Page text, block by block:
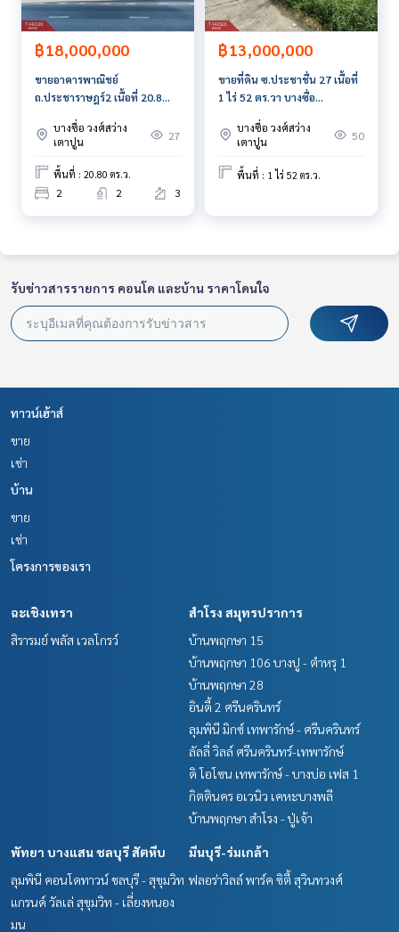
ลิงค์แผนที่ :https://maps.google.com/?q=13.82542068,10
0.53152858
**เรามีบริการจัดสินเชื่อให้ฟรี พร้อมยินดีให้คำปรึกษา มีให้เลือกทุ
กธนาคาร**
**พร้อมอัตราดอกเบี้ยพิเศษ และ วงเงินสูงสุด 90-100% ของราคา
ประเมิน**
สนใจสอบถามข้อมูลเพิ่มเติม หรือ นัดชมบ้านได้ที่
Tel :0962349944
ทราย (รหัสตัวแทน 4467)
Line ID : Sa-iii
Callcenter :02-047-4282
สนใจดูทรัพย์อื่นๆ เพิ่มเติม มากกว่า 3,000 รายการ
www.tb.co.th
The Best Property Agent CO,.LTD. ผู้นำด้านธุรกิจนายหน้า ตัวแ
฿18,000,000
ขายอาคารพาณิชย์
ถ.ประชาราษฎร์2 เนื้อที่ 20.8
บางซื่อ วงศ์สว่าง
เตาปูน
27
พื้นที่ : 20.80 ตร.ว.
2 2 3
฿13,000,000
ขายที่ดิน ซ.ประชาชื่น 27 เนื้อที่
1 ไร่ 52 ตร.วา บางซื่อ
บางซื่อ วงศ์สว่าง
เตาปูน
50
พื้นที่ : 1 ไร่ 52 ตร.ว.
รับข่าวสารรายการ คอนโด และบ้าน ราคาโดนใจ
ทาวน์เฮ้าส์
ขาย
เช่า
บ้าน
ขาย
เช่า
โครงการของเรา
ฉะเชิงเทรา
สิรารมย์ พลัส เวลโกรว์
สำโรง สมุทรปราการ
บ้านพฤกษา 15
บ้านพฤกษา 106 บางปู - ตำหรุ 1
บ้านพฤกษา 28
อินดี้ 2 ศรีนครินทร์
ลุมพินี มิกซ์ เทพารักษ์ - ศรีนครินทร์
ลัลลี่ วิลล์ ศรีนครินทร์-เทพารักษ์
ดิ โอโซน เทพารักษ์ - บางบ่อ เฟส 1
กิตตินคร อเวนิว เคหะบางพลี
บ้านพฤกษา สำโรง - ปู่เจ้า
พัทยา บางแสน ชลบุรี สัตหีบ
ลุมพินี คอนโดทาวน์ ชลบุรี - สุขุมวิท
แกรนด์ วัลเล่ สุขุมวิท - เลี่ยงหนอง
มน
มีนบุรี-ร่มเกล้า
ฟลอร่าวิลล์ พาร์ค ซิตี้ สุวินทวงศ์